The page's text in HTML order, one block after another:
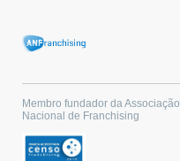
Membro fundador da Associação
Nacional de Franchising